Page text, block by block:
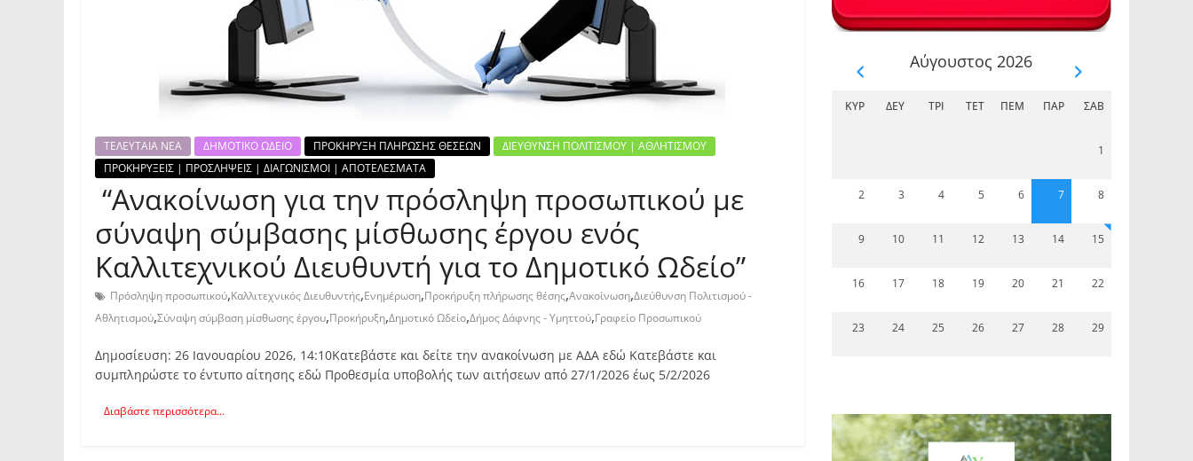
ΤΕΛΕΥΤΑΙΑ ΝΕΑ ΔΗΜΟΤΙΚΟ ΩΔΕΙΟ ΠΡΟΚΗΡΥΞΗ ΠΛΗΡΩΣΗΣ ΘΕΣΕΩΝ
ΔΙΕΥΘΥΝΣΗ ΠΟΛΙΤΙΣΜΟΥ | ΑΘΛΗΤΙΣΜΟΥ
ΠΡΟΚΗΡΥΞΕΙΣ | ΠΡΟΣΛΗΨΕΙΣ | ΔΙΑΓΩΝΙΣΜΟΙ | ΑΠΟΤΕΛΕΣΜΑΤΑ
“Ανακοίνωση για την πρόσληψη προσωπικού με
σύναψη σύμβασης μίσθωσης έργου ενός
Καλλιτεχνικού Διευθυντή για το Δημοτικό Ωδείο”
Πρόσληψη προσωπικού,Καλλιτεχνικός Διευθυντής,Ενημέρωση,Προκήρυξη πλήρωσης θέσης,Ανακοίνωση,Διεύθυνση Πολιτισμού -
Αθλητισμού,Σύναψη σύμβαση μίσθωσης έργου,Προκήρυξη,Δημοτικό Ωδείο,Δήμος Δάφνης - Υμηττού,Γραφείο Προσωπικού
Δημοσίευση: 26 Ιανουαρίου 2026, 14:10Κατεβάστε και δείτε την ανακοίνωση με ΑΔΑ εδώ Κατεβάστε και
συμπληρώστε το έντυπο αίτησης εδώ Προθεσμία υποβολής των αιτήσεων από 27/1/2026 έως 5/2/2026
Διαβάστε περισσότερα...
Αύγουστος 2026
ΚΥΡ ΔΕΥ ΤΡΊ ΤΕΤ ΠΈΜ ΠΑΡ ΣΆΒ
1
2 3 4 5 6 7 8
9 10 11 12 13 14 15
16 17 18 19 20 21 22
23 24 25 26 27 28 29